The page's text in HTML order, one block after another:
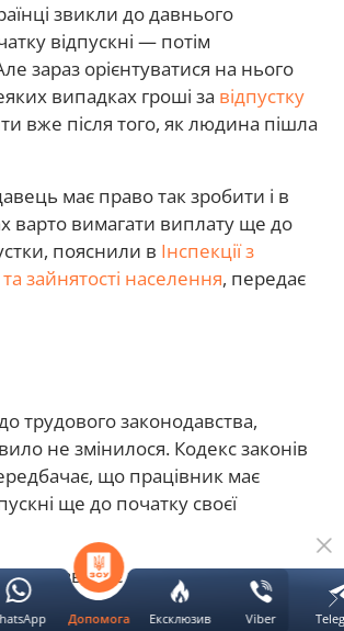
звикли до давнього
відпускні — потім
зараз орієнтуватися на нього
випадках гроші за відпустку
вже після того, як людина пішла
має право так зробити і в
варто вимагати виплату ще до
пояснили в Інспекції з
зайнятості населення, передає
трудового законодавства,
не змінилося. Кодекс законів
що працівник має
ще до початку своєї
дозволяє зробити виняток.
виплати прямо
Допомога Ексклюзив Viber